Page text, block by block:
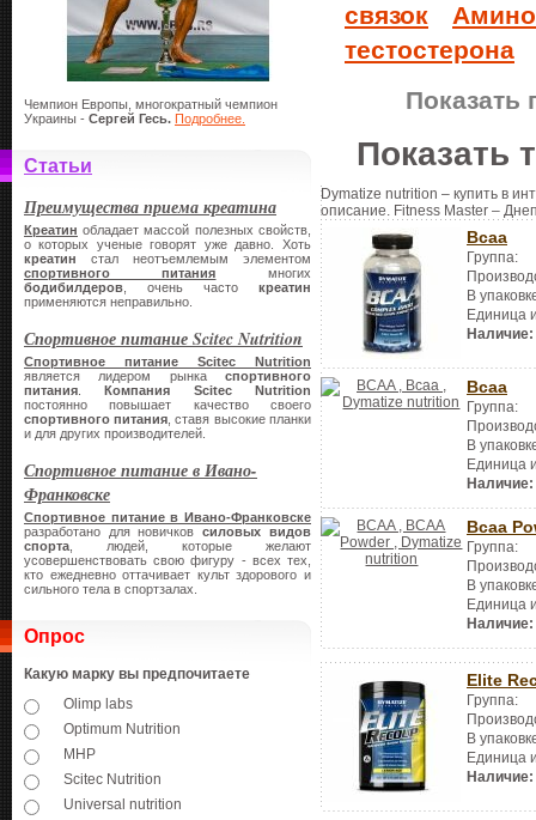
Чемпион Европы, многократный чемпион
Украины - Сергей Гесь. Подробнее.
Статьи
Преимущества приема креатина
Креатин обладает массой полезных свойств,
о которых ученые говорят уже давно. Хоть
креатин стал неотъемлемым элементом
спортивного питания многих
бодибилдеров , очень часто креатин
применяются неправильно.
Спортивное питание Scitec Nutrition
Спортивное питание Scitec Nutrition
является лидером рынка спортивного
питания .Компания Scitec Nutrition
постоянно повышает качество своего
спортивного питания , ставя высокие планки
и для других производителей.
Спортивное питание в Ивано-
Франковске
Спортивное питание в Ивано-Франковске
разработано для новичковсиловых видов
спорта , людей, которые желают
усовершенствовать свою фигуру - всех тех,
кто ежедневно оттачивает культ здорового и
сильного тела в спортзалах.
Опрос
Какую марку вы предпочитаете
Olimp labs
Optimum Nutrition
MHP
Scitec Nutrition
Universal nutrition
связок
тестостерона
Показать
Показать
Dymatize nutrition – купить в
описание. Fitness Master –
Bcaa
Группа:
В
Единица
Наличие:
Bcaa
Группа:
В
Единица
Наличие:
Bcaa
Группа:
В
Единица
Наличие:
Elite
Группа:
В
Единица
Наличие: